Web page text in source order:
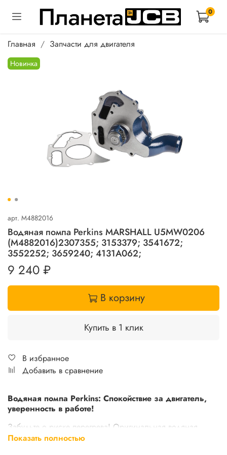
0
Главная Запчасти для двигателя
Новинка
арт. M4882016
Водяная помпа Perkins MARSHALL U5MW0206
(M4882016)2307355; 3153379; 3541672;
3552252; 3659240; 4131A062;
9 240 ₽
В корзину
Купить в 1 клик
В избранное
Добавить в сравнение
Водяная помпа Perkins: Спокойствие за двигатель,
уверенность в работе!
Забудьте о риске перегрева! Оригинальная водяная
помпа Perkins – это залог надежного охлаждения и
Показать полностью